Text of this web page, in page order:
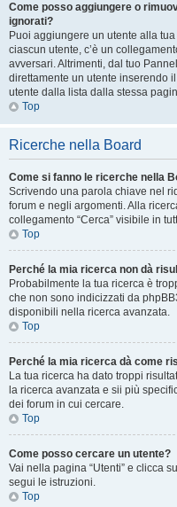
Come posso aggiungere o
ignorati?
Puoi aggiungere un utente alla
ciascun utente, c’è un
avversari. Altrimenti, dal tuo
direttamente un utente inserendo
utente dalla lista dalla stessa
Top
Ricerche nella Board
Come si fanno le ricerche nella
Scrivendo una parola chiave nel
forum e negli argomenti. Alla
collegamento “Cerca” visibile in
Top
Perché la mia ricerca non dà
Probabilmente la tua ricerca è
che non sono indicizzati da
disponibili nella ricerca avanzata.
Top
Perché la mia ricerca dà come
La tua ricerca ha dato troppi
la ricerca avanzata e sii più
dei forum in cui cercare.
Top
Come posso cercare un utente?
Vai nella pagina “Utenti” e clicca
segui le istruzioni.
Top